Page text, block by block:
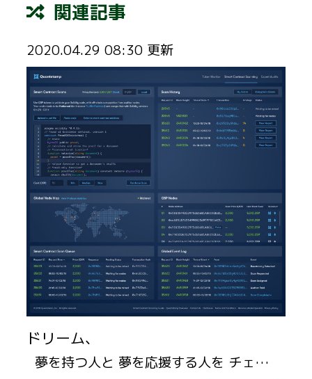
関連記事
2020.04.29 08:30 更新
ドリーム、
夢を持つ人と 夢を応援する人を チェ…